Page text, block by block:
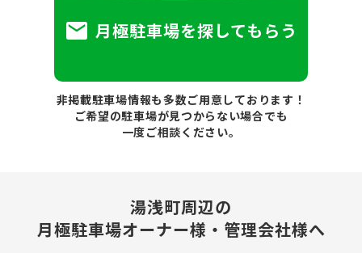
月極駐車場を探してもらう
非掲載駐車場情報も多数ご用意しております！
ご希望の駐車場が見つからない場合でも
一度ご相談ください。
湯浅町周辺の
月極駐車場オーナー様・管理会社様へ